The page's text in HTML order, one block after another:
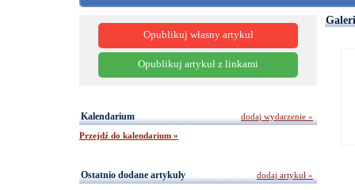
Opublikuj własny artykuł
Opublikuj artykuł z linkami
Kalendarium
Przejdź do kalendarium »
dodaj wydarzenie »
Ostatnio dodane artykuły
dodaj artykuł »